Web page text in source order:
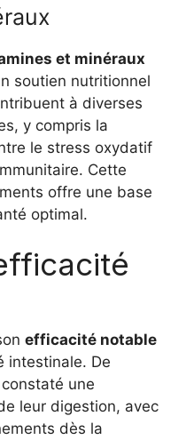
et minéraux
soutien nutritionnel
à diverses
y compris la
le stress oxydatif
Cette
offre une base
optimal.
efficacité notable
intestinale. De
une
leur digestion, avec
dès la